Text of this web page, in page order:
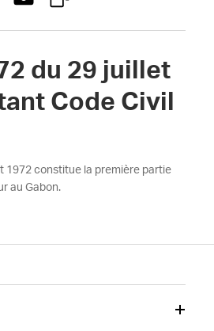
du 29 juillet
Code Civil
1972 constitue la première partie
au Gabon.